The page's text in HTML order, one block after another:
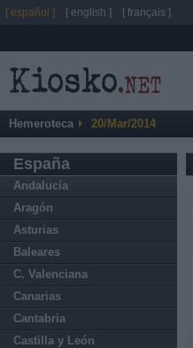
Hemeroteca 20/Mar/2014
España
Andalucía
Aragón
Asturias
Baleares
C. Valenciana
Canarias
Cantabria
Castilla y León
[ español ] [ english ] [ français ]